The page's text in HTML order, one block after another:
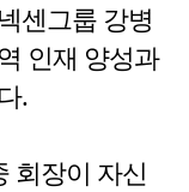
센그룹 강병
인재 양성과
.
회장이 자신